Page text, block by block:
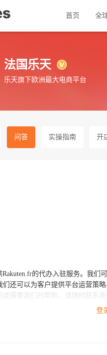
首页 全
法国乐天
乐天旗下欧洲最大电商平台
问答 实操指南 开
的代办入驻服务。我们
还可以为客户提供平台运营策
需要我们的帮助，请随时联系我
登